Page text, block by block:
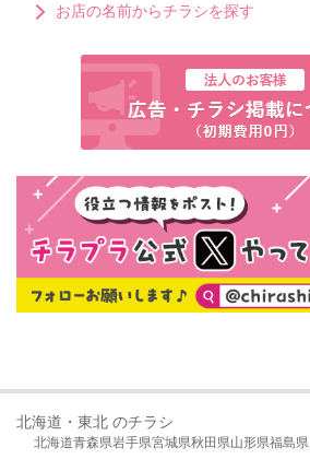
お店の名前からチラシを探す
北海道・東北 のチラシ
北海道青森県岩手県宮城県秋田県山形県福島県